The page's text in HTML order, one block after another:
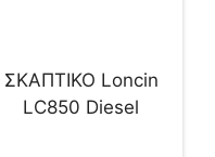
ΣΚΑΠΤΙΚΟ Loncin
LC850 Diesel